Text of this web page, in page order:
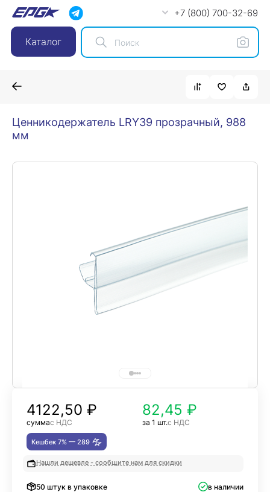
+7 (800) 700-32-69
Каталог
Ценникодержатель LRY39 прозрачный, 988
мм
4122,50 ₽
суммас НДС
82,45 ₽
за 1 шт.с НДС
Кешбек 7% — 289
Нашли дешевле - сообщите нам для скидки
50 штук в упаковке в наличии